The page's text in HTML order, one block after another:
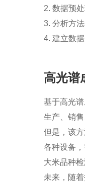
2. 数据预
3. 分析方
4. 建立数
高光谱
基于高光
生产、销售
但是，该
各种设备
大米品种
未来，随